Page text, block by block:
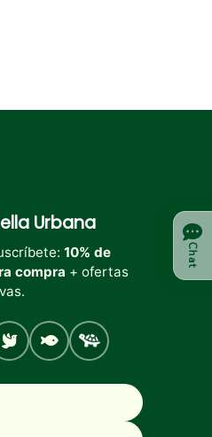
Urbana
10% de
compra + ofertas
Aves PecesTortugas
Chat